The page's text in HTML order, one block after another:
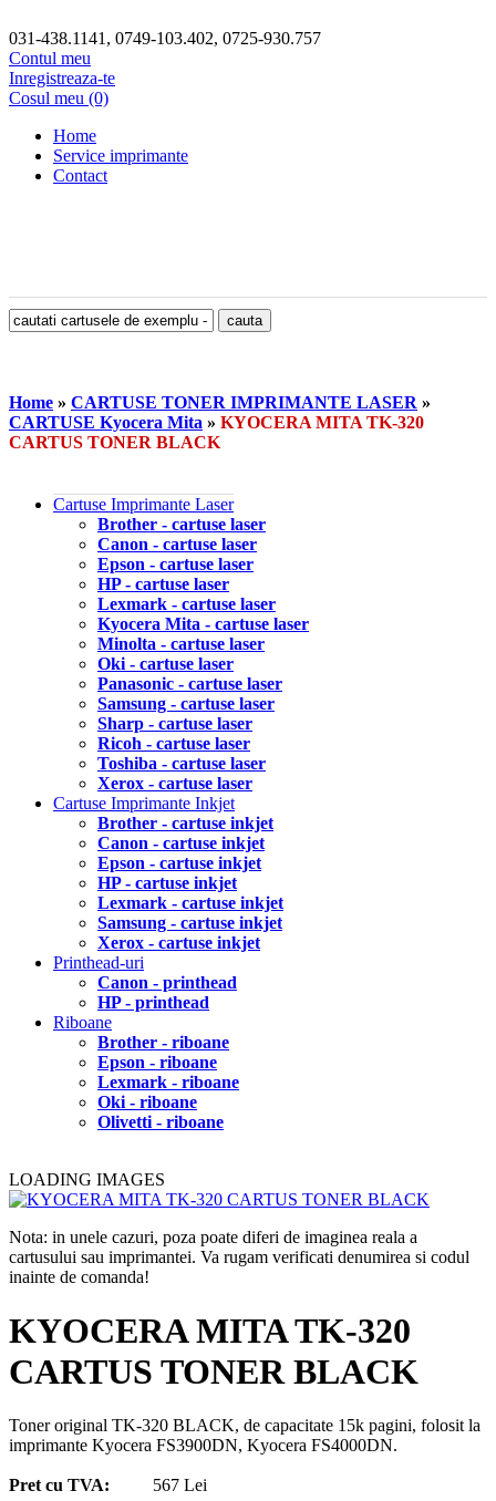
031-438.1141, 0749-103.402, 0725-930.757
Contul meu
Inregistreaza-te
Cosul meu (0)
Home
Service imprimante
Contact
Home » CARTUSE TONER IMPRIMANTE LASER »
CARTUSE Kyocera Mita » KYOCERA MITA TK-320
CARTUS TONER BLACK
Cartuse Imprimante Laser
Brother - cartuse laser
Canon - cartuse laser
Epson - cartuse laser
HP - cartuse laser
Lexmark - cartuse laser
Kyocera Mita - cartuse laser
Minolta - cartuse laser
Oki - cartuse laser
Panasonic - cartuse laser
Samsung - cartuse laser
Sharp - cartuse laser
Ricoh - cartuse laser
Toshiba - cartuse laser
Xerox - cartuse laser
Cartuse Imprimante Inkjet
Brother - cartuse inkjet
Canon - cartuse inkjet
Epson - cartuse inkjet
HP - cartuse inkjet
Lexmark - cartuse inkjet
Samsung - cartuse inkjet
Xerox - cartuse inkjet
Printhead-uri
Canon - printhead
HP - printhead
Riboane
Brother - riboane
Epson - riboane
Lexmark - riboane
Oki - riboane
Olivetti - riboane
LOADING IMAGES
Nota: in unele cazuri, poza poate diferi de imaginea reala a
cartusului sau imprimantei. Va rugam verificati denumirea si codul
inainte de comanda!
KYOCERA MITA TK-320
CARTUS TONER BLACK
Toner original TK-320 BLACK, de capacitate 15k pagini, folosit la
imprimante Kyocera FS3900DN, Kyocera FS4000DN.
Pret cu TVA:
567 Lei